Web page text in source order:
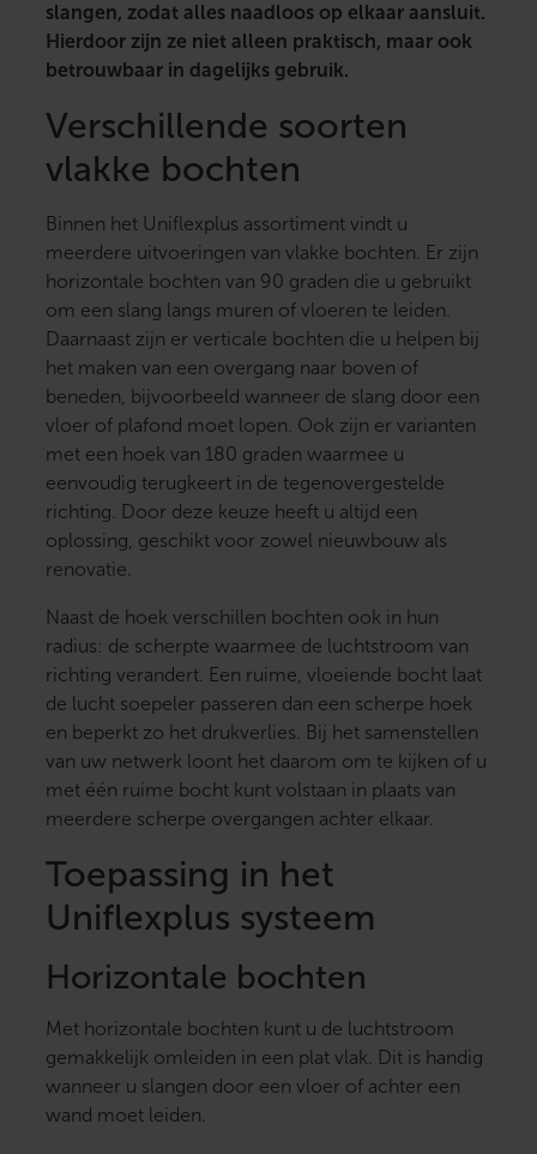
slangen, zodat alles naadloos op elkaar aansluit.
Hierdoor zijn ze niet alleen praktisch, maar ook
betrouwbaar in dagelijks gebruik.
Verschillende soorten
vlakke bochten
Binnen het Uniflexplus assortiment vindt u
meerdere uitvoeringen van vlakke bochten. Er zijn
horizontale bochten van 90 graden die u gebruikt
om een slang langs muren of vloeren te leiden.
Daarnaast zijn er verticale bochten die u helpen bij
het maken van een overgang naar boven of
beneden, bijvoorbeeld wanneer de slang door een
vloer of plafond moet lopen. Ook zijn er varianten
met een hoek van 180 graden waarmee u
eenvoudig terugkeert in de tegenovergestelde
richting. Door deze keuze heeft u altijd een
oplossing, geschikt voor zowel nieuwbouw als
renovatie.
Naast de hoek verschillen bochten ook in hun
radius: de scherpte waarmee de luchtstroom van
richting verandert. Een ruime, vloeiende bocht laat
de lucht soepeler passeren dan een scherpe hoek
en beperkt zo het drukverlies. Bij het samenstellen
van uw netwerk loont het daarom om te kijken of u
met één ruime bocht kunt volstaan in plaats van
meerdere scherpe overgangen achter elkaar.
Toepassing in het
Uniflexplus systeem
Horizontale bochten
Met horizontale bochten kunt u de luchtstroom
gemakkelijk omleiden in een plat vlak. Dit is handig
wanneer u slangen door een vloer of achter een
wand moet leiden.